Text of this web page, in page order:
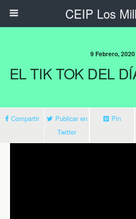
CEIP Los
9 Febrero, 2020
EL TIK TOK DEL
Compartir
Publicar en
Twitter
Pin